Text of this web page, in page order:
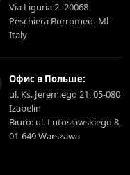
Via Liguria 2 -20068
Peschiera Borromeo -Ml-
Italy
Офис в Польше:
ul. Ks. Jeremiego 21, 05-080
Izabelin
Biuro: ul. Lutosławskiego 8,
01-649 Warszawa